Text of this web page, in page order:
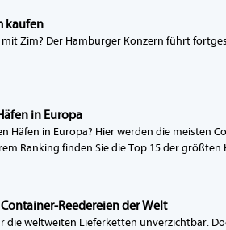
kaufen
Zim? Der Hamburger Konzern führt
in Europa
Häfen in Europa? Hier werden die meisten
Ranking finden Sie die Top 15 der größten
Reedereien der Welt
die weltweiten Lieferketten unverzichtbar.